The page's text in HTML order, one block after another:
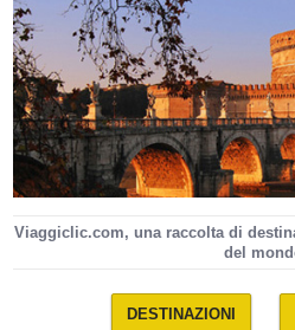
Viaggiclic.com, una raccolta di
del
DESTINAZIONI